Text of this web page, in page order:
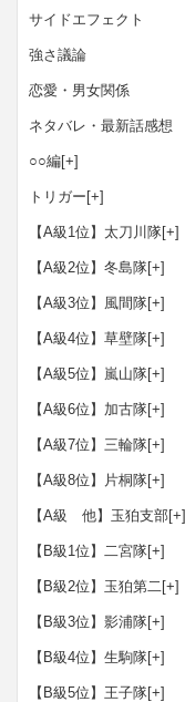
サイドエフェクト
強さ議論
恋愛・男女関係
ネタバレ・最新話感想
○○編[+]
トリガー [+]
【A級1位】太刀川隊[+]
【A級2位】冬島隊[+]
【A級3位】風間隊[+]
【A級4位】草壁隊[+]
【A級5位】嵐山隊[+]
【A級6位】加古隊[+]
【A級7位】三輪隊[+]
【A級8位】片桐隊[+]
【A級 他】玉狛支部[+]
【B級1位】二宮隊[+]
【B級2位】玉狛第二[+]
【B級3位】影浦隊[+]
【B級4位】生駒隊[+]
【B級5位】王子隊[+]